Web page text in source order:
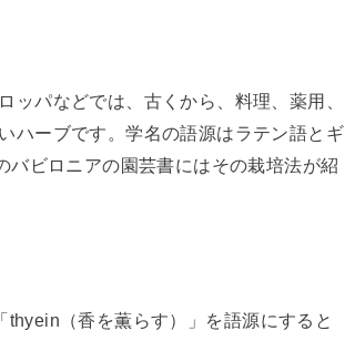
パなどでは、古くから、料理、薬用、
ハーブです。学名の語源はラテン語とギ
バビロニアの園芸書にはその栽培法が紹
（香を薫らす）」を語源にすると